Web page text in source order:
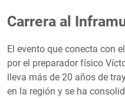
Carrera al
El evento que conecta con
por el preparador físico
lleva más de 20 años de
en la región y se ha